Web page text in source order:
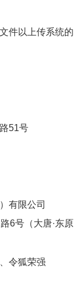
件以上传系统的
51号
有限公司
6号（大唐·东原
令狐荣强